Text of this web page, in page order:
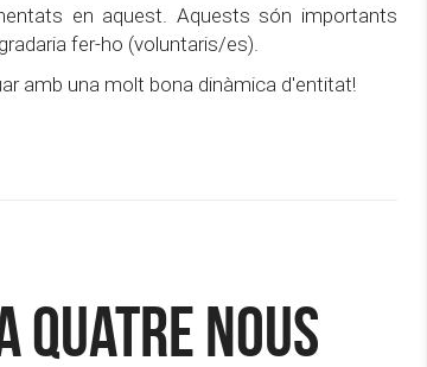
en aquest. Aquests són importants
fer-ho (voluntaris/es).
amb una molt bona dinàmica d'entitat!
quatre nous